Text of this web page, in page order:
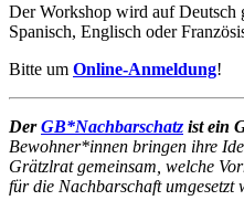
Der Workshop wird auf Deutsch
Spanisch, Englisch oder
Bitte um Online-Anmeldung!
DerGB*Nachbarschatz ist ein
Bewohner*innen bringen ihre
Grätzlrat gemeinsam, welche
für die Nachbarschaft umgesetzt